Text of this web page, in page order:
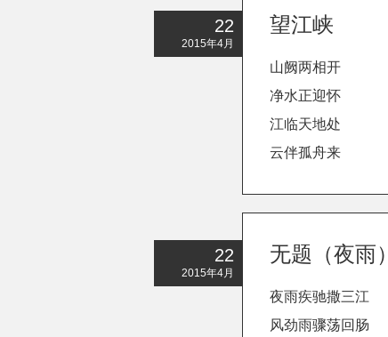
22
2015年4月
望江峡
山阙两相开
净水正迎怀
江临天地处
云伴孤舟来
22
2015年4月
无题（夜雨）
夜雨疾驰撒三江
风劲雨骤荡回肠